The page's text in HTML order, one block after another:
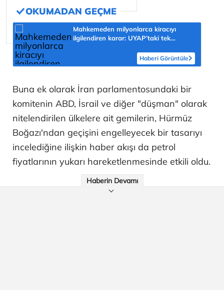
Mahkemeden milyonlarca kiracıyı
ilgilendiren karar: UYAP’taki tek
Haberi Görüntüle
Buna ek olarak İran parlamentosundaki bir
komitenin ABD, İsrail ve diğer "düşman" olarak
nitelendirilen ülkelere ait gemilerin, Hürmüz
Boğazı'ndan geçişini engelleyecek bir tasarıyı
incelediğine ilişkin haber akışı da petrol
fiyatlarının yukarı hareketlenmesinde etkili oldu.
Haberin Devamı